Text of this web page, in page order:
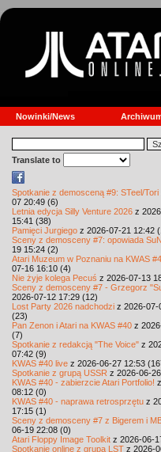
Nowinki/News
Translate to
Spotkanie z demosceną #9: STeel/Tori
07 20:49 (6)
Letnia edycja Silly Venture 2026 z
15:41 (38)
Pamięci Jurgiego z 2026-07-21 12:42
Sceny z demosceny #7: opowiada SuN
19 15:24 (2)
Atari Muzeum w Poznaniu na KWAS
07-16 16:10 (4)
Nie żyje kolega Pecuś z 2026-07-13
Sceny z demosceny #7 - Grzegorz
2026-07-12 17:29 (12)
Lost Party 2026 nadchodzi z 2026-07-
(23)
Pan Zenon i Atari na KWAS #40 z
(7)
Spotkanie z redakcją "The Voice" z
07:42 (9)
KWAS #40 live z 2026-06-27 12:53
Spotkanie z grupą USSR z 2026-06-
KWAS #40 - zabierzcie Atari Portfolio!
08:12 (0)
KWAS #40 - naprawa retrosprzętu z
17:15 (1)
Sceny z demosceny #7 z Bigerem i
06-19 22:08 (0)
Atari Floppy Image Toolkit z 2026-06-
Spotkanie online z grupą LST z 2026-